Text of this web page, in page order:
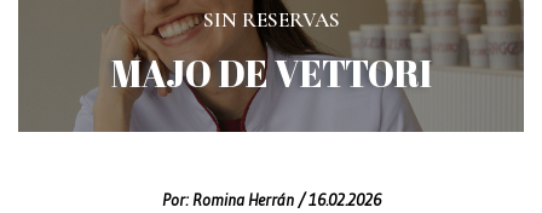
SIN RESERVAS
MAJO DE VETTORI
Por:Romina Herrán /16.02.2026